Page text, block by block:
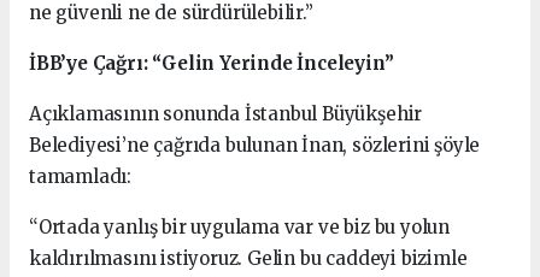
ne güvenli ne de sürdürülebilir.”
İBB’ye Çağrı: “Gelin Yerinde İnceleyin”
Açıklamasının sonunda İstanbul Büyükşehir
Belediyesi’ne çağrıda bulunan İnan, sözlerini şöyle
tamamladı:
“Ortada yanlış bir uygulama var ve biz bu yolun
kaldırılmasını istiyoruz. Gelin bu caddeyi bizimle